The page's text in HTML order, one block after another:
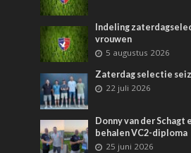
Indeling
vrouwen
5 augustus 2026
Zaterdag selectie
22 juli 2026
Donny van der Schagt
behalen VC2-diploma
25 juni 2026